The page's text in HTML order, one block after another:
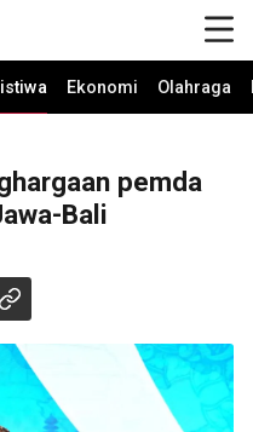
Ekonomi Olahraga
pemda
Bali